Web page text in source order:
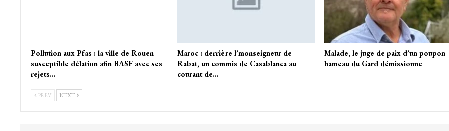
Pollution aux Pfas : la ville de Rouen
susceptible délation afin BASF avec ses
rejets…
Maroc : derrière l’monseigneur de
Rabat, un commis de Casablanca au
courant de…
Malade, le juge de paix d’un poupon
hameau du Gard démissionne
PREV NEXT